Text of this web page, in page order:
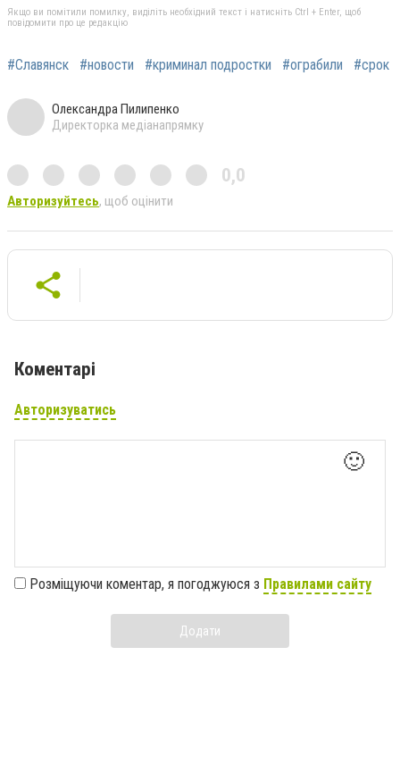
Якщо ви помітили помилку, виділіть необхідний текст і натисніть Ctrl + Enter, щоб
повідомити про це редакцію
#Славянск #новости #криминал подростки #ограбили #срок
Олександра Пилипенко
Директорка медіанапрямку
0,0
Авторизуйтесь, щоб оцінити
Коментарі
Авторизуватись
🙂
Розміщуючи коментар, я погоджуюся з Правилами сайту
Додати